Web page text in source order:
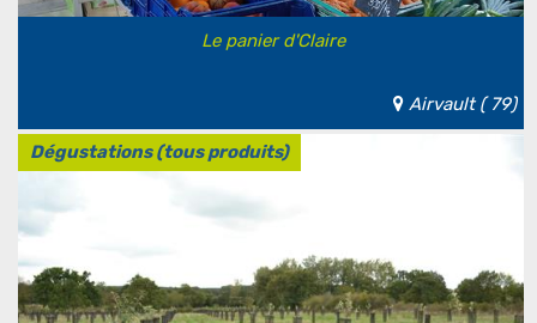
Le panier d'Claire
Airvault ( 79)
Dégustations (tous produits)